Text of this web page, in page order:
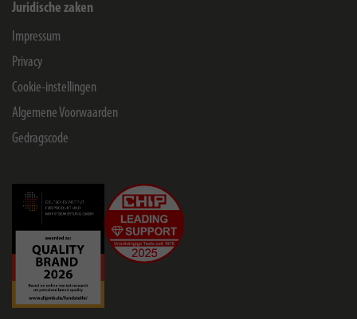
Juridische zaken
Impressum
Privacy
Cookie-instellingen
Algemene Voorwaarden
Gedragscode